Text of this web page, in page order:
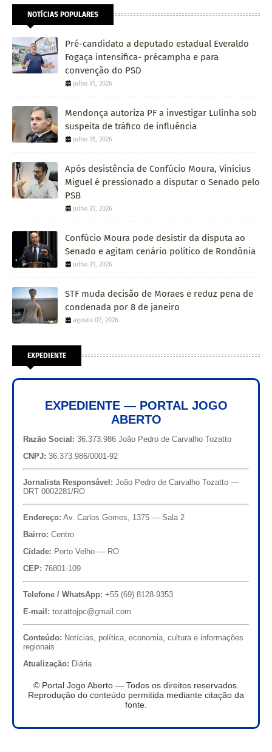
NOTÍCIAS POPULARES
Pré-candidato a deputado estadual Everaldo
Fogaça intensifica- précampha e para
convenção do PSD
julho 31, 2026
Mendonça autoriza PF a investigar Lulinha sob
suspeita de tráfico de influência
julho 31, 2026
Após desistência de Confúcio Moura, Vinícius
Miguel é pressionado a disputar o Senado pelo
PSB
julho 31, 2026
Confúcio Moura pode desistir da disputa ao
Senado e agitam cenário político de Rondônia
julho 31, 2026
STF muda decisão de Moraes e reduz pena de
condenada por 8 de janeiro
agosto 07, 2026
EXPEDIENTE
EXPEDIENTE — PORTAL JOGO
ABERTO
Razão Social: 36.373.986 João Pedro de Carvalho Tozatto
CNPJ: 36.373.986/0001-92
Jornalista Responsável: João Pedro de Carvalho Tozatto —
DRT 0002281/RO
Endereço: Av. Carlos Gomes, 1375 — Sala 2
Bairro: Centro
Cidade: Porto Velho — RO
CEP: 76801-109
Telefone / WhatsApp: +55 (69) 8128-9353
E-mail: tozattojpc@gmail.com
Conteúdo: Notícias, política, economia, cultura e informações
regionais
Atualização: Diária
© Portal Jogo Aberto — Todos os direitos reservados.
Reprodução do conteúdo permitida mediante citação da
fonte.